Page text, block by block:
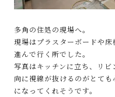
多角の住処の現場へ。
現場はプラスターボードや
進んで行く所でした。
写真はキッチンに立ち、リ
向に視線が抜けるのがとて
になってくれそうです。